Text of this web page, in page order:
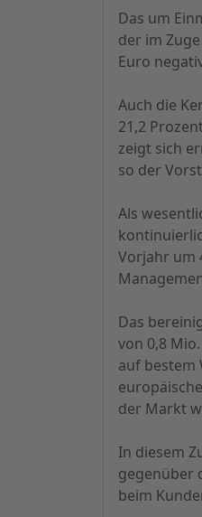
Das um
der im
Euro
Auch die
21,2
zeigt sich
so der
Als
Vorjahr um
Das
von 0,8
auf bestem
der Markt
In diesem
gegenüber
beim